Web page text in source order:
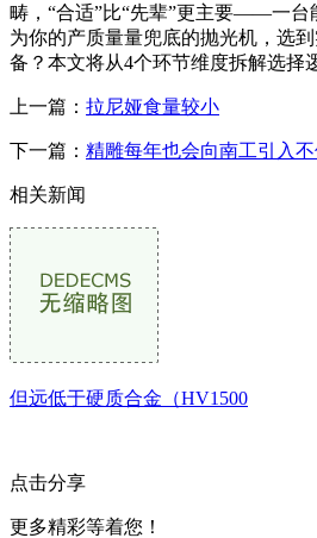
畴，“合适”比“先辈”更主要——一台
为你的产质量量兜底的抛光机，选
备？本文将从4个环节维度拆解选择
上一篇： 拉尼娅食量较小
下一篇： 精雕每年也会向南工引入
相关新闻
但远低于硬质合金（HV1500
点击分享
更多精彩等着您！